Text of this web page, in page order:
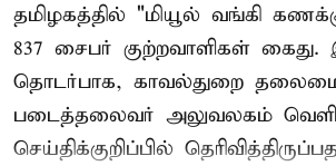
தமிழகத்தில் "மியூல் வங்கி
837 சைபர் குற்றவாளிகள் கைது.
தொடர்பாக, காவல்துறை
படைத்தலைவர் அலுவலகம்
செய்திக்குறிப்பில்